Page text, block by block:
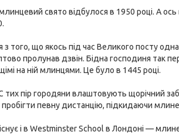
свято відбулося в 1950 році. А ось
з того, що якось під час Великого посту
пролунав дзвін. Бідна господиня так
на ній млинцями. Це було в 1445 році.
пір городяни влаштовують щорічний
певну дистанцію, підкидаючи
і в Westminster School в Лондоні —